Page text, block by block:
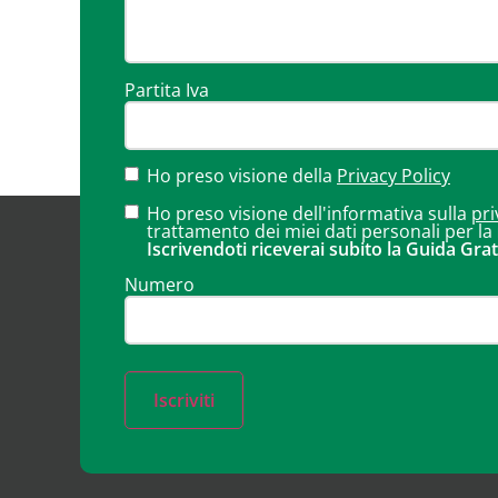
Partita Iva
Ho preso visione della Privacy Policy
Ho preso visione dell'informativa sulla
trattamento dei miei dati personali per la
Iscrivendoti riceverai subito la Guida
Numero
Iscriviti